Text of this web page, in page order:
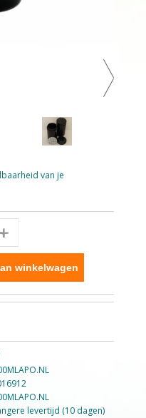
van je
winkelwagen
levertijd (10 dagen)